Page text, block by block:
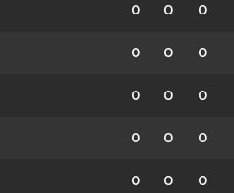
0 0 0
0 0 0
0 0 0
0 0 0
0 0 0